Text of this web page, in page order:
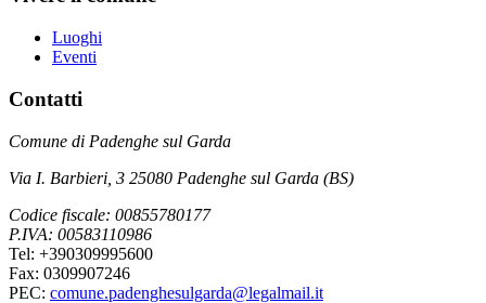
Luoghi
Eventi
Contatti
Comune di Padenghe sul Garda
Via I. Barbieri, 3 25080 Padenghe sul Garda (BS)
Codice fiscale: 00855780177
P.IVA: 00583110986
Tel: +390309995600
Fax: 0309907246
PEC: comune.padenghesulgarda@legalmail.it